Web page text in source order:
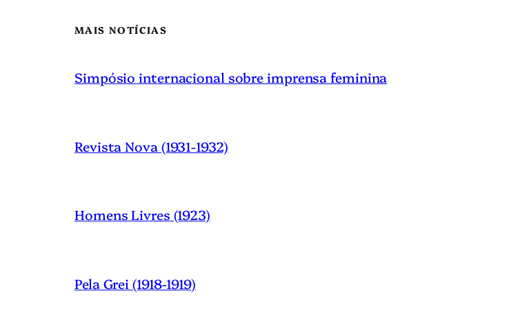
MAIS NOTÍCIAS
Simpósio internacional sobre imprensa feminina
Revista Nova (1931-1932)
Homens Livres (1923)
Pela Grei (1918-1919)